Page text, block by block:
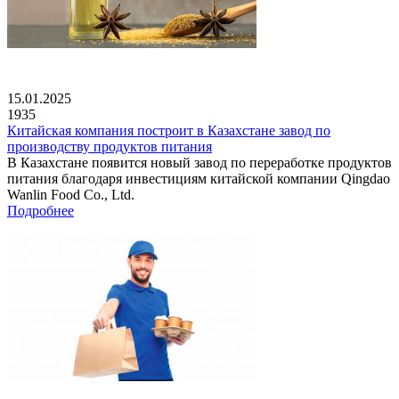
15.01.2025
1935
Китайская компания построит в Казахстане завод по
производству продуктов питания
В Казахстане появится новый завод по переработке продуктов
питания благодаря инвестициям китайской компании Qingdao
Wanlin Food Co., Ltd.
Подробнее